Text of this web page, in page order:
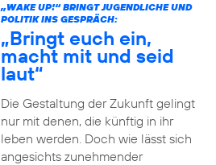
„WAKE UP!“ BRINGT JUGENDLICHE UND
POLITIK INS GESPRÄCH:
„Bringt euch ein,
macht mit und seid
laut“
Die Gestaltung der Zukunft gelingt
nur mit denen, die künftig in ihr
leben werden. Doch wie lässt sich
angesichts zunehmender